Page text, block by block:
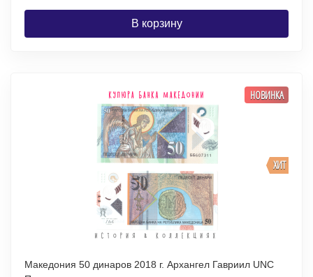
В корзину
ХИТ
НОВИНКА
Македония 50 динаров 2018 г. Архангел Гавриил UNC